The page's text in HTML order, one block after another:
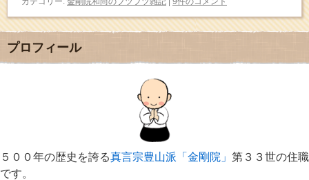
プロフィール
５００年の歴史を誇る真言宗豊山派「金剛院」 第３３世の住職
です。